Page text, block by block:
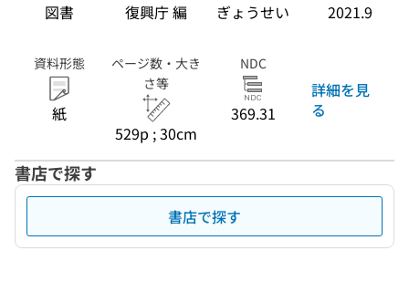
図書 復興庁 編 ぎょうせい 2021.9
資料形態
紙
ページ数・大き
さ等
529p ; 30cm
NDC
369.31
詳細を見
る
書店で探す
書店で探す